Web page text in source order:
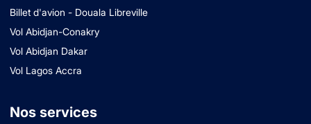
Billet d'avion - Douala Libreville
Vol Abidjan-Conakry
Vol Abidjan Dakar
Vol Lagos Accra
Nos services